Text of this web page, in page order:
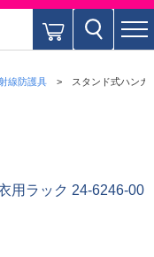
線防護具 スタンド式ハンガ
用ラック 24-6246-00